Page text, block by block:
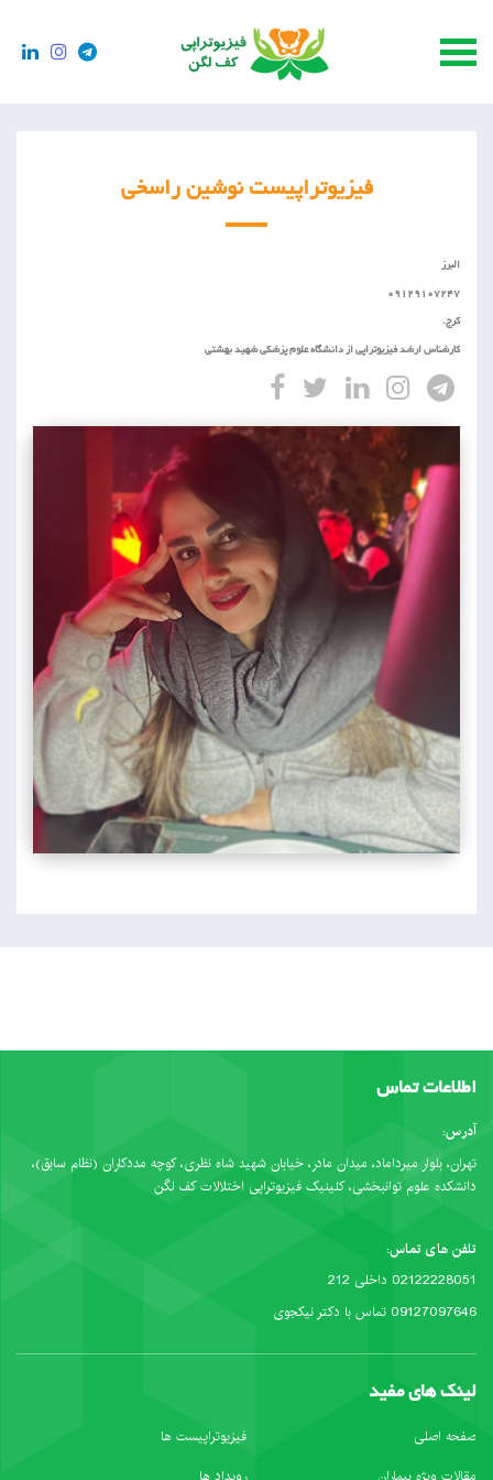
فیزیوتراپیست نوشین راسخی
البرز
09129107247
کرج.
کارشناس ارشد فیزیوتراپی از دانشگاه علوم پزشکی شهید بهشتی
اطلاعات تماس
آدرس:
تهران، بلوار میرداماد، میدان مادر، خیابان شهید شاه نظری، کوچه مددکاران (نظام سابق)،
دانشکده علوم توانبخشی، کلینیک فیزیوتراپی اختلالات کف لگن
تلفن های تماس:
02122228051 داخلی 212
09127097646 تماس با دکتر نیکجوی
لینک های مفید
صفحه اصلی
فیزیوتراپیست ها
مقالات ویژه بیماران
رویداد ها